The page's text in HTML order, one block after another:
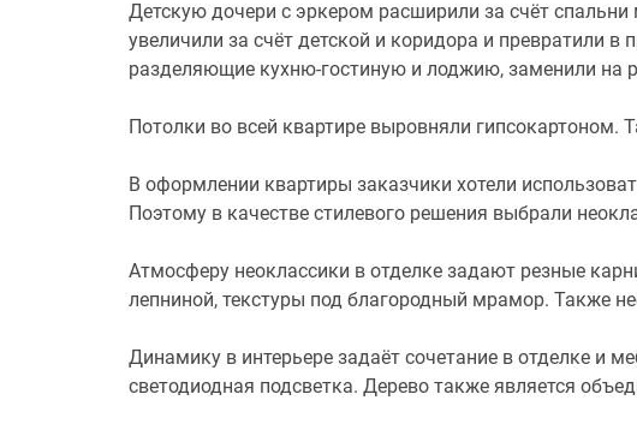
Детскую дочери с эркером расширили за счёт
увеличили за счёт детской и коридора и превратили
разделяющие кухню-гостиную и лоджию, заменили на
Потолки во всей квартире выровняли
В оформлении квартиры заказчики хотели
Поэтому в качестве стилевого решения выбрали
Атмосферу неоклассики в отделке задают резные
лепниной, текстуры под благородный мрамор. Также
Динамику в интерьере задаёт сочетание в отделке и
светодиодная подсветка. Дерево также является